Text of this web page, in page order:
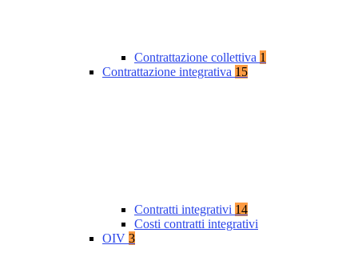
Contrattazione collettiva 1
Contrattazione integrativa 15
Contratti integrativi 14
Costi contratti integrativi
OIV 3